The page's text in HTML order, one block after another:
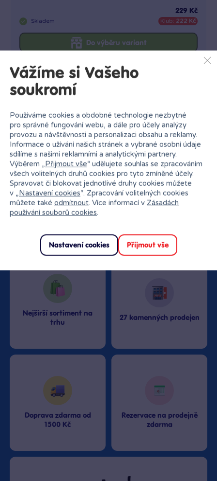
Skladem
229 Kč
Klub: 222 Kč
Do výběru variant
Proč nakupovat v Bambuli?
Nejširší sortiment na
trhu
27 kamenných prodejen
Doprava zdarma od
1500 Kč
Rezervace na prodejně
zdarma
Vážíme si Vašeho
soukromí
Používáme cookies a obdobné technologie nezbytné
pro správné fungování webu, a dále pro účely analýzy
provozu a návštěvnosti a personalizaci obsahu a reklamy.
Informace o užívání našich stránek a vybrané osobní údaje
sdílíme s našimi reklamními a analytickými partnery.
Výběrem „Přijmout vše“ udělujete souhlas se zpracováním
všech volitelných druhů cookies pro tyto zmíněné účely.
Spravovat či blokovat jednotlivé druhy cookies můžete
v „Nastavení cookies“. Zpracování volitelných cookies
můžete také odmítnout. Více informací v Zásadách
používání souborů cookies.
Nastavení cookies Přijmout vše